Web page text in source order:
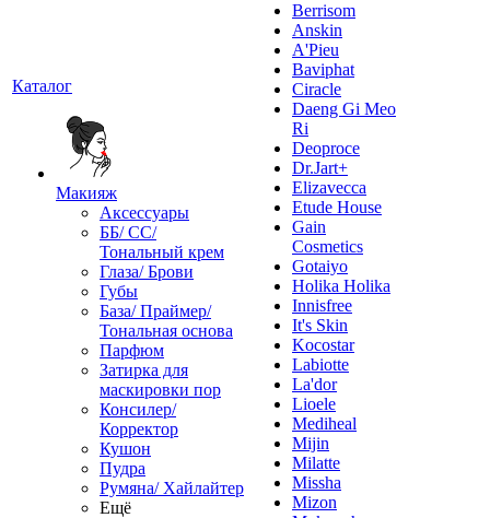
Каталог
Макияж
Аксессуары
ББ/ СС/
Тональный крем
Глаза/ Брови
Губы
База/ Праймер/
Тональная основа
Парфюм
Затирка для
маскировки пор
Консилер/
Корректор
Кушон
Пудра
Румяна/ Хайлайтер
Ещё
Berrisom
Anskin
A'Pieu
Baviphat
Ciracle
Daeng Gi Meo
Ri
Deoproce
Dr.Jart+
Elizavecca
Etude House
Gain
Cosmetics
Gotaiyo
Holika Holika
Innisfree
It's Skin
Kocostar
Labiotte
La'dor
Lioele
Mediheal
Mijin
Milatte
Missha
Mizon